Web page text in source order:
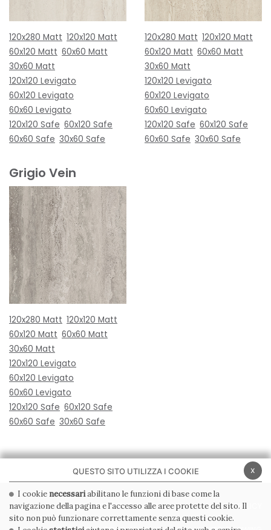
120x280 Matt 120x120 Matt
60x120 Matt 60x60 Matt
30x60 Matt
120x120 Levigato
60x120 Levigato
60x60 Levigato
120x120 Safe 60x120 Safe
60x60 Safe 30x60 Safe
120x280 Matt 120x120 Matt
60x120 Matt 60x60 Matt
30x60 Matt
120x120 Levigato
60x120 Levigato
60x60 Levigato
120x120 Safe 60x120 Safe
60x60 Safe 30x60 Safe
Grigio Vein
120x280 Matt 120x120 Matt
60x120 Matt 60x60 Matt
30x60 Matt
120x120 Levigato
60x120 Levigato
60x60 Levigato
120x120 Safe 60x120 Safe
60x60 Safe 30x60 Safe
PRIVACY POLICY COOKIE POLICY
x
QUESTO SITO UTILIZZA I COOKIE
I cookie necessariabilitano le funzioni di base come la
navigazione della pagina e l'accesso alle aree protette del sito. Il
sito non può funzionare correttamente senza questi cookie.